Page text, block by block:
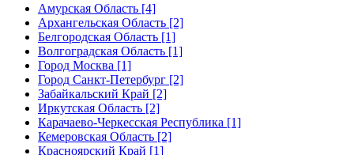
Амурская Область [4]
Архангельская Область [2]
Белгородская Область [1]
Волгоградская Область [1]
Город Москва [1]
Город Санкт-Петербург [2]
Забайкальский Край [2]
Иркутская Область [2]
Карачаево-Черкесская Республика [1]
Кемеровская Область [2]
Красноярский Край [1]